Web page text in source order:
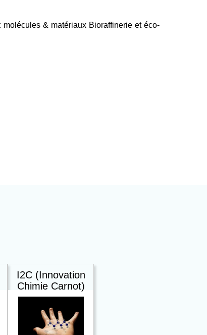
& matériaux Bioraffinerie et éco-
I2C (Innovation
Chimie Carnot)